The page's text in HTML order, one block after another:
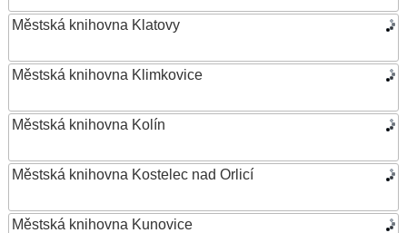
Městská knihovna Klatovy
Městská knihovna Klimkovice
Městská knihovna Kolín
Městská knihovna Kostelec nad Orlicí
Městská knihovna Kunovice